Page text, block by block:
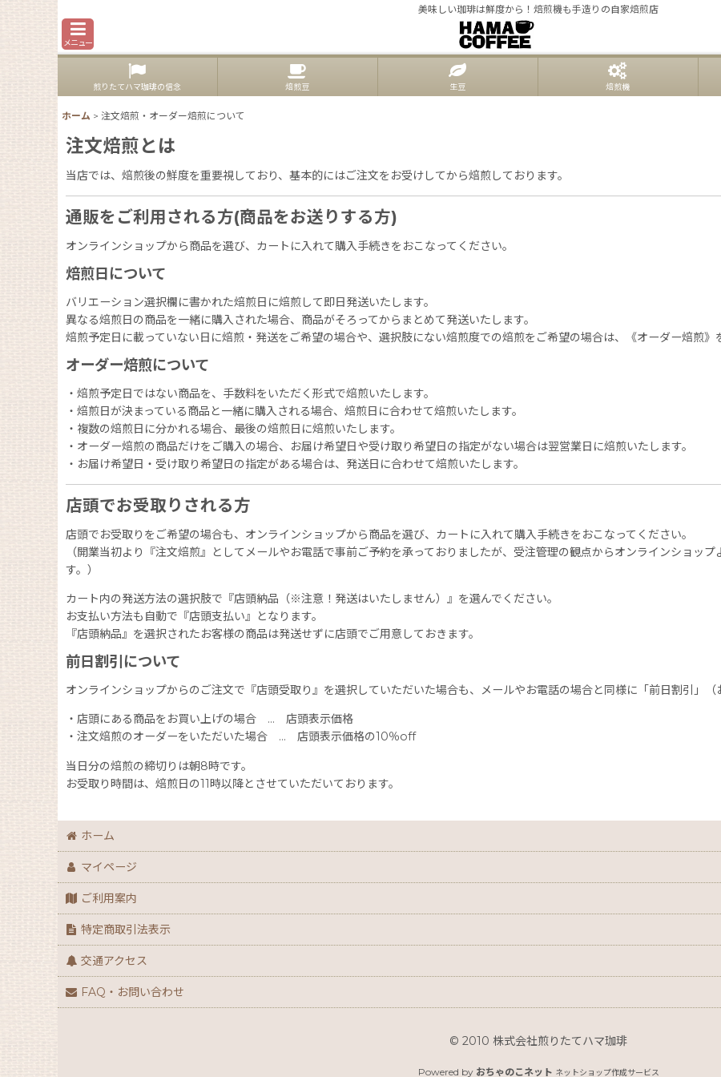
美味しい珈琲は鮮度から！焙煎機も手造りの自家焙煎店
メニュー
煎りたてハマ珈琲の信念 焙煎豆 生豆 焙煎機
ホーム > 注文焙煎・オーダー焙煎について
注文焙煎とは
当店では、焙煎後の鮮度を重要視しており、基本的にはご注文をお受けしてから焙煎しております。
通販をご利用される方(商品をお送りする方)
オンラインショップから商品を選び、カートに入れて購入手続きをおこなってください。
焙煎日について
バリエーション選択欄に書かれた焙煎日に焙煎して即日発送いたします。
異なる焙煎日の商品を一緒に購入された場合、商品がそろってからまとめて発送いたします。
焙煎予定日に載っていない日に焙煎・発送をご希望の場合や、選択肢にない焙煎度での焙煎をご希望の場合は、《オーダー焙煎》
オーダー焙煎について
・焙煎予定日ではない商品を、手数料をいただく形式で焙煎いたします。
・焙煎日が決まっている商品と一緒に購入される場合、焙煎日に合わせて焙煎いたします。
・複数の焙煎日に分かれる場合、最後の焙煎日に焙煎いたします。
・オーダー焙煎の商品だけをご購入の場合、お届け希望日や受け取り希望日の指定がない場合は翌営業日に焙煎いたします。
・お届け希望日・受け取り希望日の指定がある場合は、発送日に合わせて焙煎いたします。
店頭でお受取りされる方
店頭でお受取りをご希望の場合も、オンラインショップから商品を選び、カートに入れて購入手続きをおこなってください。
（開業当初より『注文焙煎』としてメールやお電話で事前ご予約を承っておりましたが、受注管理の観点からオンラインショッ
す。）
カート内の発送方法の選択肢で『店頭納品（※注意！発送はいたしません）』を選んでください。
お支払い方法も自動で『店頭支払い』となります。
『店頭納品』を選択されたお客様の商品は発送せずに店頭でご用意しておきます。
前日割引について
オンラインショップからのご注文で『店頭受取り』を選択していただいた場合も、メールやお電話の場合と同様に「前日割引」
・店頭にある商品をお買い上げの場合 … 店頭表示価格
・注文焙煎のオーダーをいただいた場合 … 店頭表示価格の10％off
当日分の焙煎の締切りは朝8時です。
お受取り時間は、焙煎日の11時以降とさせていただいております。
ホーム
マイページ
ご利用案内
特定商取引法表示
交通アクセス
FAQ・お問い合わせ
© 2010 株式会社煎りたてハマ珈琲
Powered by おちゃのこネット ネットショップ作成サービス